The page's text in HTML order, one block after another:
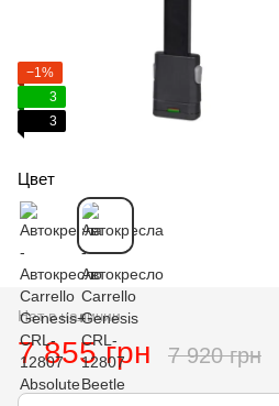
−1%
3
3
Цвет
Нет в наличии
7 855 грн 7 920 грн